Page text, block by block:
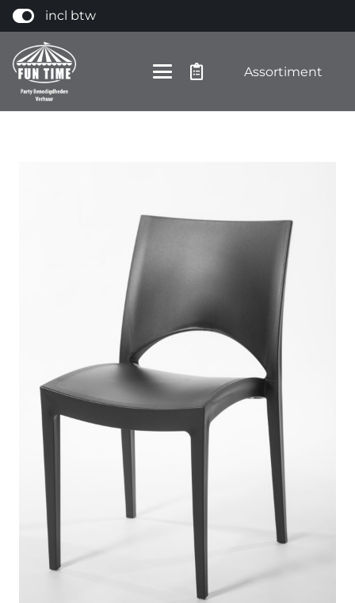
incl btw
Assortiment